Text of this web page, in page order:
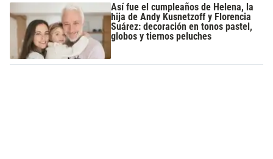
Así fue el cumpleaños de Helena, la
hija de Andy Kusnetzoff y Florencia
Suárez: decoración en tonos pastel,
globos y tiernos peluches